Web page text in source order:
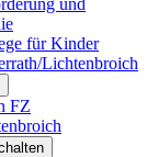
für Kinder
Lichtenbroich
FZ